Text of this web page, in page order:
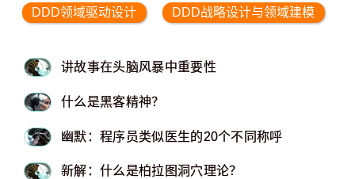
DDD领域驱动设计 DDD战略设计与领域建模
讲故事在头脑风暴中重要性
什么是黑客精神？
幽默：程序员类似医生的20个不同称呼
新解：什么是柏拉图洞穴理论？